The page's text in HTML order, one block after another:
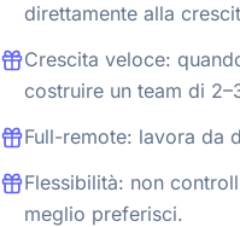
direttamente alla
Crescita veloce:
costruire un team di
Full-remote: lavora da
Flessibilità: non
meglio preferisci.